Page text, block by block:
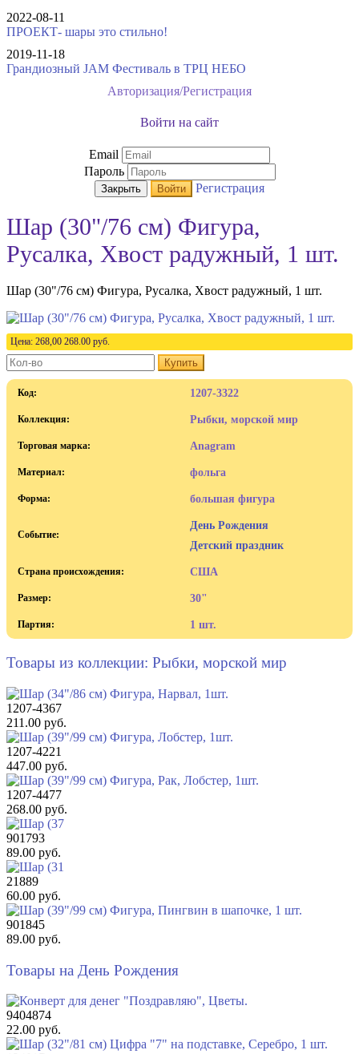
2022-08-11
ПРОЕКТ- шары это стильно!
2019-11-18
Грандиозный JAM Фестиваль в ТРЦ НЕБО
Авторизация/Регистрация
Войти на сайт
Email
Пароль
Закрыть Войти Регистрация
Шар (30"/76 см) Фигура,
Русалка, Хвост радужный, 1 шт.
Шар (30"/76 см) Фигура, Русалка, Хвост радужный, 1 шт.
Цена: 268,00 268.00 руб.
Купить
Код: 1207-3322
Коллекция: Рыбки, морской мир
Торговая марка: Anagram
Материал: фольга
Форма: большая фигура
Событие:
День Рождения
Детский праздник
Страна происхождения: США
Размер: 30"
Партия: 1 шт.
Товары из коллекции: Рыбки, морской мир
1207-4367
211.00 руб.
1207-4221
447.00 руб.
1207-4477
268.00 руб.
901793
89.00 руб.
21889
60.00 руб.
901845
89.00 руб.
Товары на День Рождения
9404874
22.00 руб.